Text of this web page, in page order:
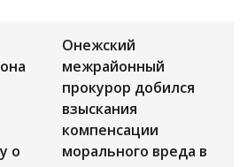
о
Онежский
межрайонный
прокурор добился
взыскания
компенсации
морального вреда в